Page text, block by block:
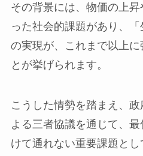
その背景には、物価の上
った社会的課題があり、「
の実現が、これまで以上に
とが挙げられます。
こうした情勢を踏まえ、
よる三者協議を通じて、
けて通れない重要課題と